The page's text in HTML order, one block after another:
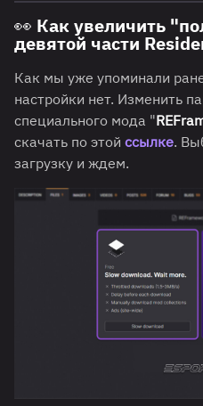
👀 Как увеличить
девятой части
Как мы уже упоминали
настройки нет. Изменить
специального мода "
скачать по этой ссылке.
загрузку и ждем.